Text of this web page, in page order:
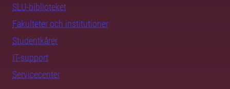
SLU-biblioteket
Fakulteter och institutioner
Studentkårer
IT-support
Servicecenter